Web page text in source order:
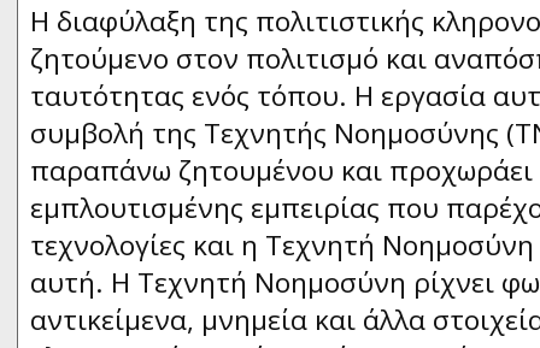
Η διαφύλαξη της πολιτιστικής
ζητούμενο στον πολιτισμό και
ταυτότητας ενός τόπου. Η εργασία
συμβολή της Τεχνητής Νοημοσύνης
παραπάνω ζητουμένου και
εμπλουτισμένης εμπειρίας που
τεχνολογίες και η Τεχνητή
αυτή. Η Τεχνητή Νοημοσύνη ρίχνει
αντικείμενα, μνημεία και άλλα